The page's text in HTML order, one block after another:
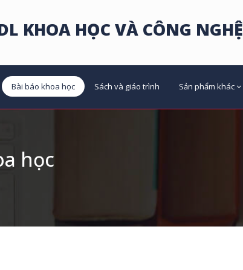
KHOA HỌC VÀ CÔNG NGHỆ
Bài báo khoa học Sách và giáo trình Sản phẩm khác
học